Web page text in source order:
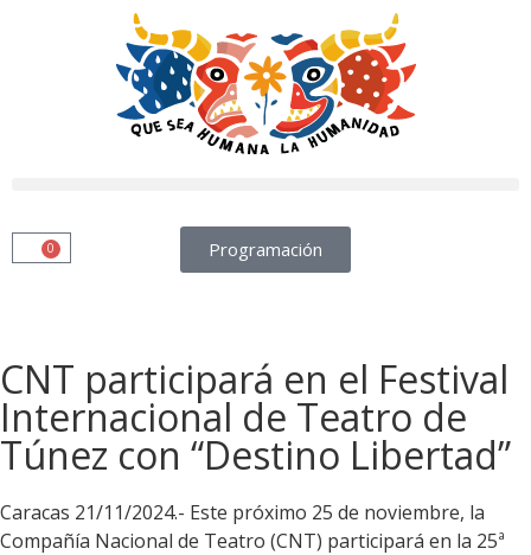
Programación
0
CNT participará en el Festival
Internacional de Teatro de
Túnez con “Destino Libertad”
Caracas 21/11/2024.- Este próximo 25 de noviembre, la
Compañía Nacional de Teatro (CNT) participará en la 25ª